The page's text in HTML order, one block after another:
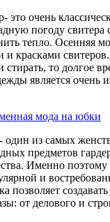
это очень
погоду свитера
тепло. Осенняя
красками
стирать, то долгое
является очень
мода на юбки
из самых
предметов
Именно поэтому
и
позволяет
от делового и